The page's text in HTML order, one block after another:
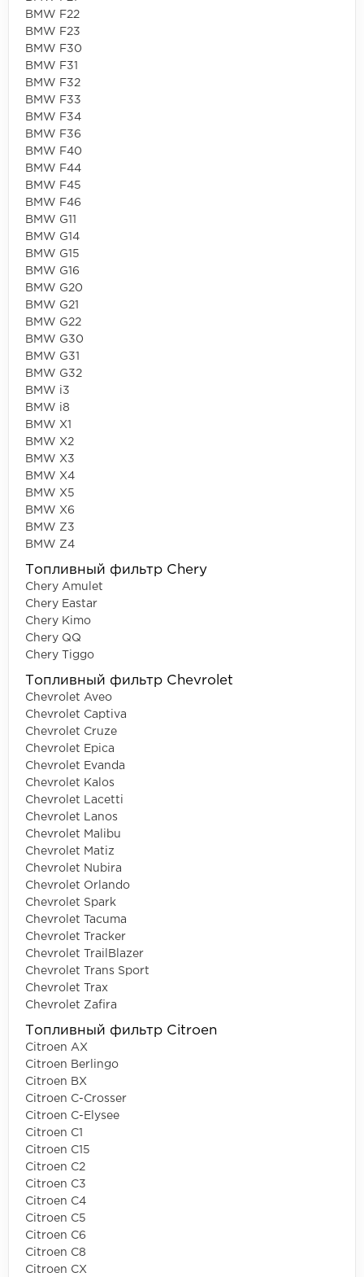
BMW F22
BMW F23
BMW F30
BMW F31
BMW F32
BMW F33
BMW F34
BMW F36
BMW F40
BMW F44
BMW F45
BMW F46
BMW G11
BMW G14
BMW G15
BMW G16
BMW G20
BMW G21
BMW G22
BMW G30
BMW G31
BMW G32
BMW i3
BMW i8
BMW X1
BMW X2
BMW X3
BMW X4
BMW X5
BMW X6
BMW Z3
BMW Z4
Топливный фильтр Chery
Chery Amulet
Chery Eastar
Chery Kimo
Chery QQ
Chery Tiggo
Топливный фильтр Chevrolet
Chevrolet Aveo
Chevrolet Captiva
Chevrolet Cruze
Chevrolet Epica
Chevrolet Evanda
Chevrolet Kalos
Chevrolet Lacetti
Chevrolet Lanos
Chevrolet Malibu
Chevrolet Matiz
Chevrolet Nubira
Chevrolet Orlando
Chevrolet Spark
Chevrolet Tacuma
Chevrolet Tracker
Chevrolet TrailBlazer
Chevrolet Trans Sport
Chevrolet Trax
Chevrolet Zafira
Топливный фильтр Citroen
Citroen AX
Citroen Berlingo
Citroen BX
Citroen C-Crosser
Citroen C-Elysee
Citroen C1
Citroen C15
Citroen C2
Citroen C3
Citroen C4
Citroen C5
Citroen C6
Citroen C8
Citroen CX